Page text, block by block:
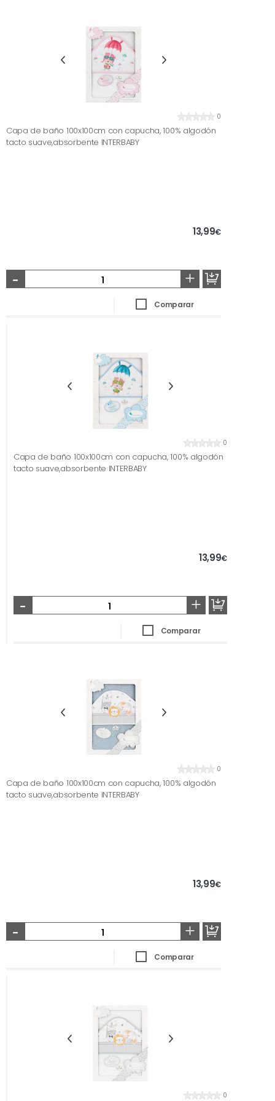
0
Capa de baño 100x100cm con capucha, 100% algodón
tacto suave,absorbente INTERBABY
13,99€
- +
Comparar
0
Capa de baño 100x100cm con capucha, 100% algodón
tacto suave,absorbente INTERBABY
13,99€
- +
Comparar
0
Capa de baño 100x100cm con capucha, 100% algodón
tacto suave,absorbente INTERBABY
13,99€
- +
Comparar
0